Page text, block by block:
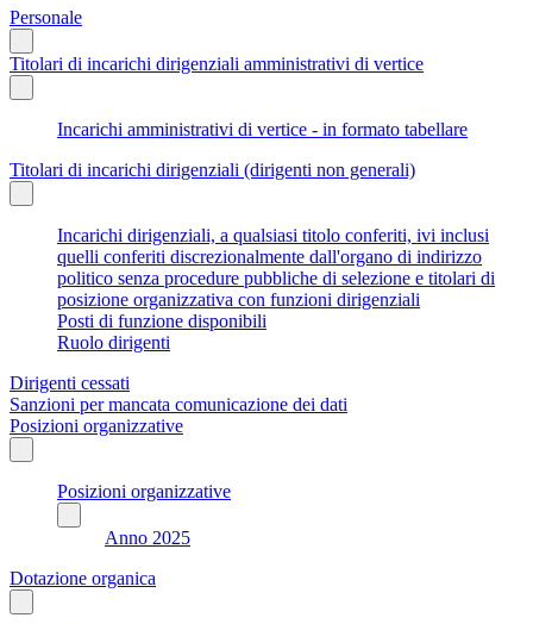
Personale
Titolari di incarichi dirigenziali amministrativi di vertice
Incarichi amministrativi di vertice - in formato tabellare
Titolari di incarichi dirigenziali (dirigenti non generali)
Incarichi dirigenziali, a qualsiasi titolo conferiti, ivi inclusi
quelli conferiti discrezionalmente dall'organo di indirizzo
politico senza procedure pubbliche di selezione e titolari di
posizione organizzativa con funzioni dirigenziali
Posti di funzione disponibili
Ruolo dirigenti
Dirigenti cessati
Sanzioni per mancata comunicazione dei dati
Posizioni organizzative
Posizioni organizzative
Anno 2025
Dotazione organica